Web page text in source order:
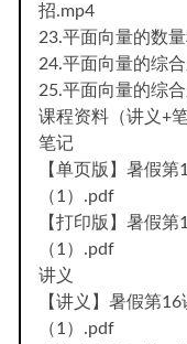
招.mp4
23.平面向量的数
24.平面向量的综
25.平面向量的综
课程资料（讲义+
笔记
【单页版】暑假
（1）.pdf
【打印版】暑假
（1）.pdf
讲义
【讲义】暑假第
（1）.pdf